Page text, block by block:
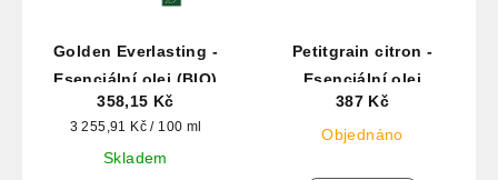
Golden Everlasting -
Esenciální olej (BIO)
358,15 Kč
Měrná
3 255,91 Kč / 100 ml
Skladem
Petitgrain citron -
Esenciální olej
387 Kč
Objednáno